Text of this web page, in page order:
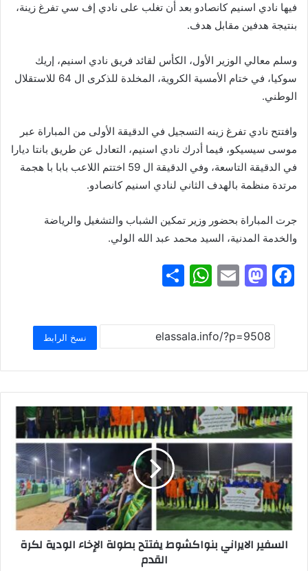
فيها نادي اسنيم كانصادو بعد أن تغلب على نادي إف سي تفرغ زينة،
بنتيجة هدفين مقابل هدف.
وسلم معالي الوزير الأول، الكأس لقائد فريق نادي اسنيم، إريك
سوكيا، في ختام الأمسية الكروية، المخلدة للذكرى ال 64 للاستقلال
الوطني.
وافتتح نادي تفرغ زينه التسجيل في الدقيقة الأولى من المباراة عبر
موسى سيسيكو، فيما أدرك نادي اسنيم، التعادل عن طريق بانتا ديارا
في الدقيقة التاسعة، وفي الدقيقة ال 59 اختتم اللاعب بابا با هجمة
مرتدة منظمة بالهدف الثاني لنادي اسنيم كانصادو.
جرت المباراة بحضور وزير تمكين الشباب والتشغيل والرياضة
والخدمة المدنية، السيد محمد عبد الله الولي.
F
c
e
b
o
o
k
M
st
o
d
o
n
E
ai
l
W
at
s
A
p
p
ar
e
نسخ الرابط
السفير الايراني بنواكشوط يفتتح بطولة الإخاء الودية لكرة
القدم